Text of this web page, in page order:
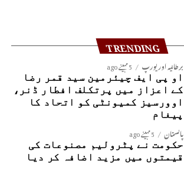
TRENDING
برطانیہ اور یورپ 5 مہینے ago
او پی ایف چیئرمین سید قمر رضا
کے اعزاز میں پرتکلف افطار ڈنر،
اوورسیز کمیونٹی کو اتحاد کا
پیغام
پاکستان 5 مہینے ago
حکومت نے پٹرولیم مصنوعات کی
قیمتوں میں مزید اضافہ کر دیا